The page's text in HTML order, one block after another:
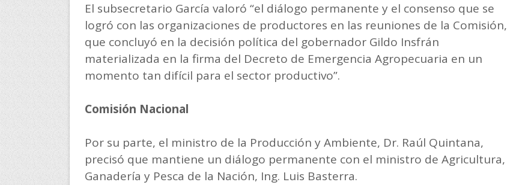
El subsecretario García valoró “el diálogo permanente y el consenso que se
logró con las organizaciones de productores en las reuniones de la Comisión,
que concluyó en la decisión política del gobernador Gildo Insfrán
materializada en la firma del Decreto de Emergencia Agropecuaria en un
momento tan difícil para el sector productivo”.
Comisión Nacional
Por su parte, el ministro de la Producción y Ambiente, Dr. Raúl Quintana,
precisó que mantiene un diálogo permanente con el ministro de Agricultura,
Ganadería y Pesca de la Nación, Ing. Luis Basterra.